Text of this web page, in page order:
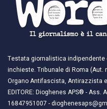
Testata giornalistica
inchieste. Tribunale di Roma (Aut.
Organo Antifascista, Antirazzista
EDITORE: Dioghenes APS® - Ass.
16847951007 -